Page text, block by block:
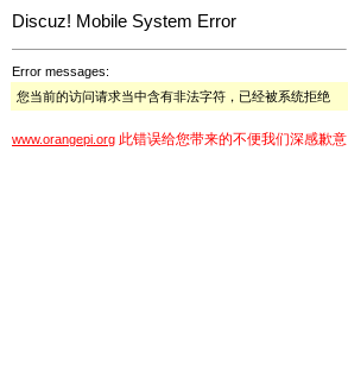
Discuz! Mobile System Error
Error messages:
您当前的访问请求当中含有非法字符，已经被系统拒绝
www.orangepi.org 此错误给您带来的不便我们深感歉意